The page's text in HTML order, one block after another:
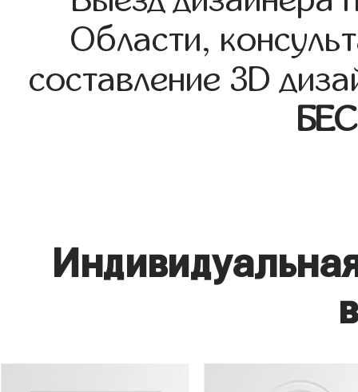
Области,
составление 3D